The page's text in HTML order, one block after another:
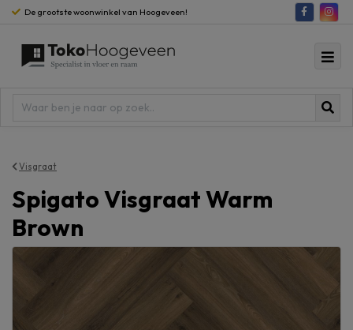
De grootste woonwinkel van Hoogeveen!
Visgraat
Spigato Visgraat Warm
Brown